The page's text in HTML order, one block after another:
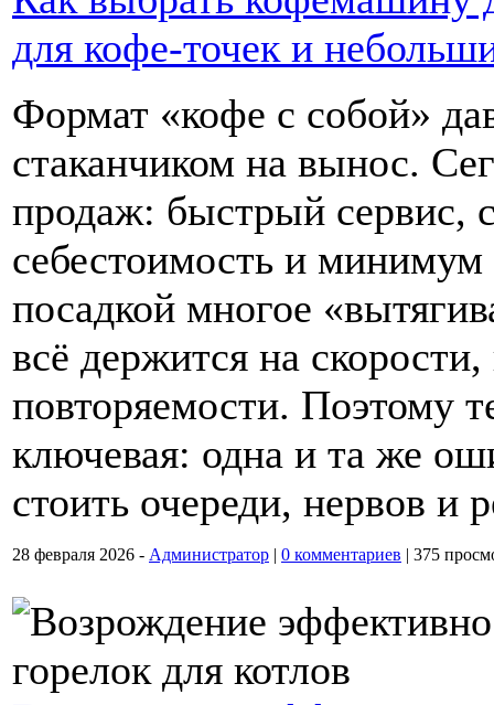
для кофе-точек и
Формат «кофе с собой»
стаканчиком на вынос.
продаж: быстрый сервис,
себестоимость и
посадкой многое
всё держится на
повторяемости. Поэтому
ключевая: одна и та же
стоить очереди, нервов и
28 февраля 2026 - Администратор | 0 комментариев | 375